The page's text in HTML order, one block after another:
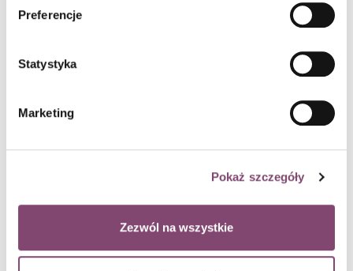
Preferencje
Statystyka
Marketing
Pokaż szczegóły
Zezwól na wszystkie
wirtualną konferencję
Wirtualne i hybrydowe konferencje na stałe wpisały się w krajobraz
Tomorrow.czytaj dalej